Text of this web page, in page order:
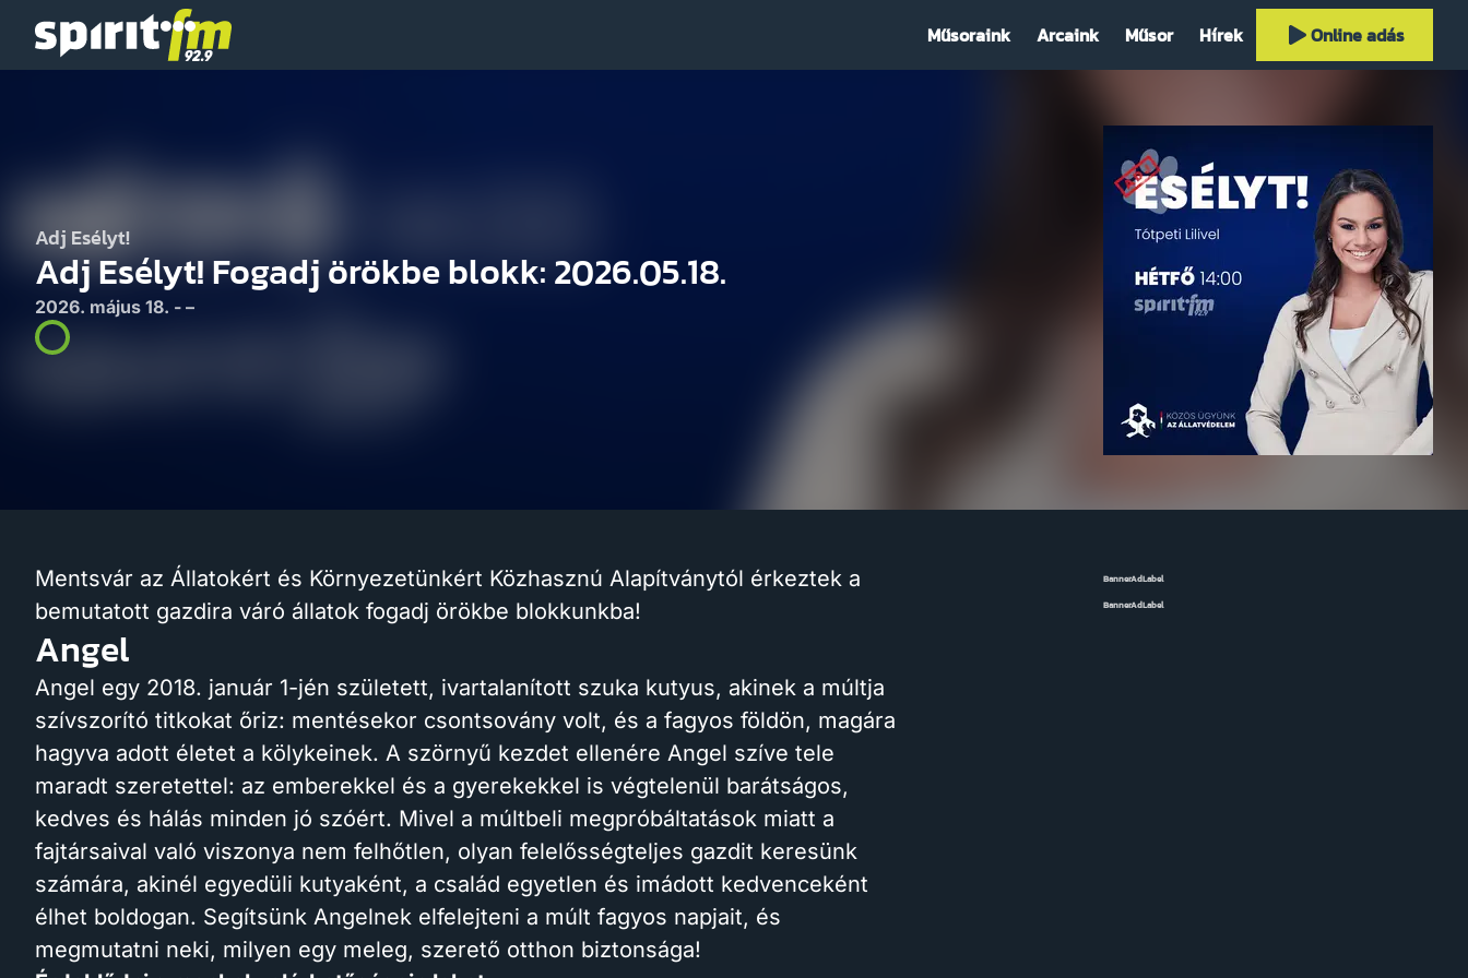
Spirit
Műsoraink Arcaink Műsor Hírek Online adás
Adj Esélyt!
Adj Esélyt! Fogadj örökbe blokk: 2026.05.18.
2026. május 18. - –
BannerAdLabel
BannerAdLabel
Mentsvár az Állatokért és Környezetünkért Közhasznú Alapítványtól érkeztek a
bemutatott gazdira váró állatok fogadj örökbe blokkunkba!
Angel
Angel egy 2018. január 1-jén született, ivartalanított szuka kutyus, akinek a múltja
szívszorító titkokat őriz: mentésekor csontsovány volt, és a fagyos földön, magára
hagyva adott életet a kölykeinek. A szörnyű kezdet ellenére Angel szíve tele
maradt szeretettel: az emberekkel és a gyerekekkel is végtelenül barátságos,
kedves és hálás minden jó szóért. Mivel a múltbeli megpróbáltatások miatt a
fajtársaival való viszonya nem felhőtlen, olyan felelősségteljes gazdit keresünk
számára, akinél egyedüli kutyaként, a család egyetlen és imádott kedvenceként
élhet boldogan. Segítsünk Angelnek elfelejteni a múlt fagyos napjait, és
megmutatni neki, milyen egy meleg, szerető otthon biztonsága!